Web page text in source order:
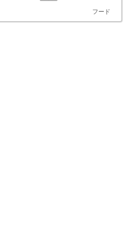
フード